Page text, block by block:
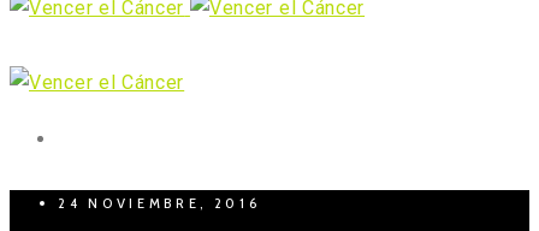
24 NOVIEMBRE, 2016